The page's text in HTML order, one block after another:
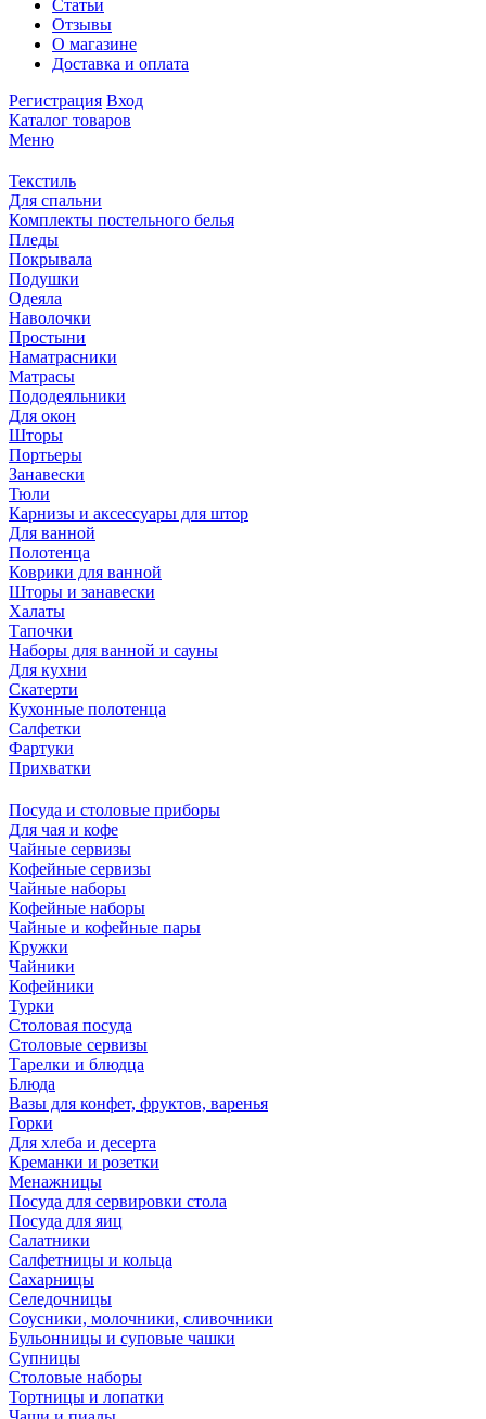
Статьи
Отзывы
О магазине
Доставка и оплата
Регистрация Вход
Каталог товаров
Меню
Текстиль
Для спальни
Комплекты постельного белья
Пледы
Покрывала
Подушки
Одеяла
Наволочки
Простыни
Наматрасники
Матрасы
Пододеяльники
Для окон
Шторы
Портьеры
Занавески
Тюли
Карнизы и аксессуары для штор
Для ванной
Полотенца
Коврики для ванной
Шторы и занавески
Халаты
Тапочки
Наборы для ванной и сауны
Для кухни
Скатерти
Кухонные полотенца
Салфетки
Фартуки
Прихватки
Посуда и столовые приборы
Для чая и кофе
Чайные сервизы
Кофейные сервизы
Чайные наборы
Кофейные наборы
Чайные и кофейные пары
Кружки
Чайники
Кофейники
Турки
Столовая посуда
Столовые сервизы
Тарелки и блюдца
Блюда
Вазы для конфет, фруктов, варенья
Горки
Для хлеба и десерта
Креманки и розетки
Менажницы
Посуда для сервировки стола
Посуда для яиц
Салатники
Салфетницы и кольца
Сахарницы
Селедочницы
Соусники, молочники, сливочники
Бульонницы и суповые чашки
Супницы
Столовые наборы
Тортницы и лопатки